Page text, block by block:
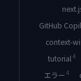
GitHub
context-
tutorial 4
エラー 4